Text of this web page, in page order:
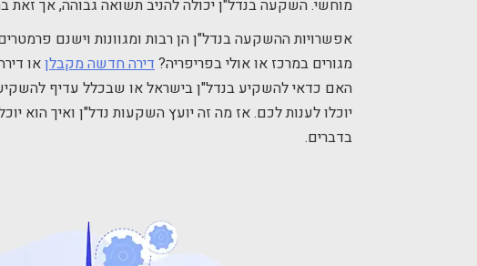
מוחשי. השקעה בנדל"ן יכולה להניב תשואה גבוהה, אך זאת
אפשרויות ההשקעה בנדל"ן הן רבות ומגוונות וישנם
מגורים במרכז או אולי בפריפריה?דירה חדשה מקבלןאו
האם כדאי להשקיע בנדל"ן בישראל או שבכלל עדיף
יוכלו לענות לכם. אז מה זה יועץ השקעות נדל"ן ואיך הוא
בדברים.